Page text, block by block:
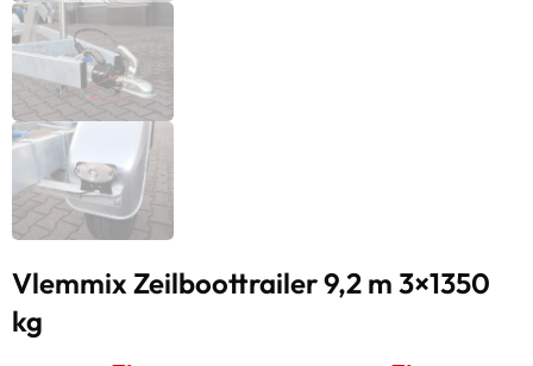
Vlemmix Zeilboottrailer 9,2 m 3×1350
kg